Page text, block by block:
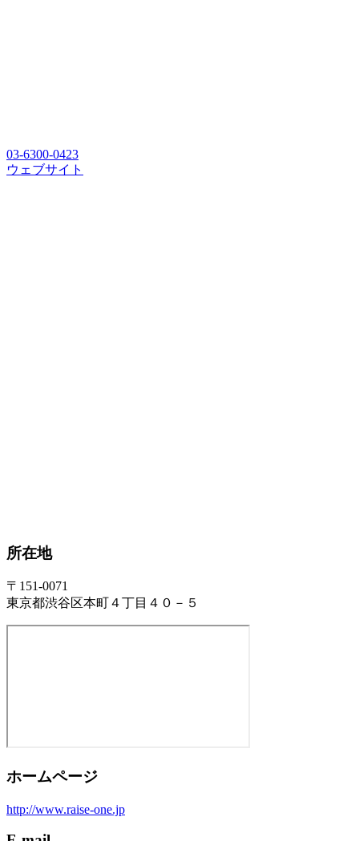
03-6300-0423
ウェブサイト
所在地
〒151-0071
東京都渋谷区本町４丁目４０－５
ホームページ
http://www.raise-one.jp